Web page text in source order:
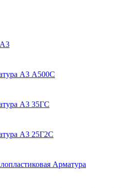
А3 А500С
А3 35ГС
А3 25Г2С
Арматура